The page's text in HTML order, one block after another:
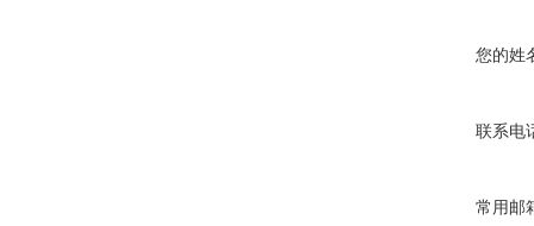
您的姓
联系电
常用邮